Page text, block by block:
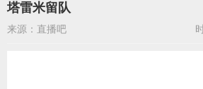
塔雷米留队
来源：直播吧